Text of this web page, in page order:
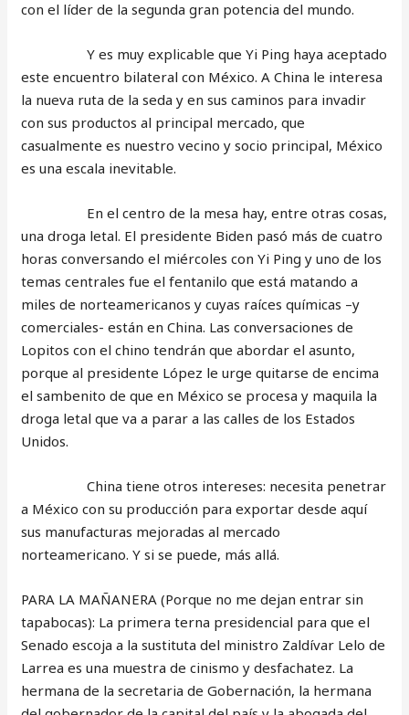
con el líder de la segunda gran potencia del mundo.
Y es muy explicable que Yi Ping haya aceptado
este encuentro bilateral con México. A China le interesa
la nueva ruta de la seda y en sus caminos para invadir
con sus productos al principal mercado, que
casualmente es nuestro vecino y socio principal, México
es una escala inevitable.
En el centro de la mesa hay, entre otras cosas,
una droga letal. El presidente Biden pasó más de cuatro
horas conversando el miércoles con Yi Ping y uno de los
temas centrales fue el fentanilo que está matando a
miles de norteamericanos y cuyas raíces químicas –y
comerciales- están en China. Las conversaciones de
Lopitos con el chino tendrán que abordar el asunto,
porque al presidente López le urge quitarse de encima
el sambenito de que en México se procesa y maquila la
droga letal que va a parar a las calles de los Estados
Unidos.
China tiene otros intereses: necesita penetrar
a México con su producción para exportar desde aquí
sus manufacturas mejoradas al mercado
norteamericano. Y si se puede, más allá.
PARA LA MAÑANERA (Porque no me dejan entrar sin
tapabocas): La primera terna presidencial para que el
Senado escoja a la sustituta del ministro Zaldívar Lelo de
Larrea es una muestra de cinismo y desfachatez. La
hermana de la secretaria de Gobernación, la hermana